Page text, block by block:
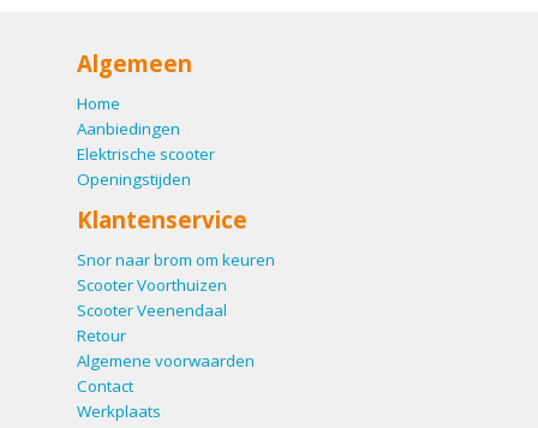
Algemeen
Home
Aanbiedingen
Elektrische scooter
Openingstijden
Klantenservice
Snor naar brom om keuren
Scooter Voorthuizen
Scooter Veenendaal
Retour
Algemene voorwaarden
Contact
Werkplaats